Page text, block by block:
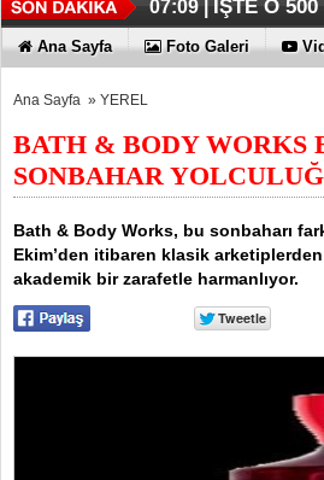
07:09 | İŞTE O 500
Ana Sayfa Foto Galeri
Ana Sayfa » YEREL
BATH & BODY WORKS
SONBAHAR
Bath & Body Works, bu sonbaharı
Ekim’den itibaren klasik
akademik bir zarafetle harmanlıyor.